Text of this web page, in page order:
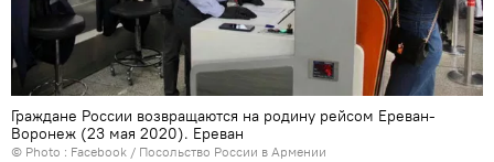
Граждане России возвращаются на родину рейсом Ереван-
Воронеж (23 мая 2020). Еревaн
© Photo : Facebook / Посольство России в Армении